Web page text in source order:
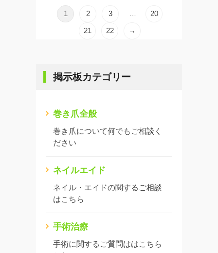
1 2 3 20
21 22 →
掲示板カテゴリー
巻き爪全般
巻き爪について何でもご相談く
ださい
ネイルエイド
ネイル・エイドの関するご相談
はこちら
手術治療
手術に関するご質問ははこちら